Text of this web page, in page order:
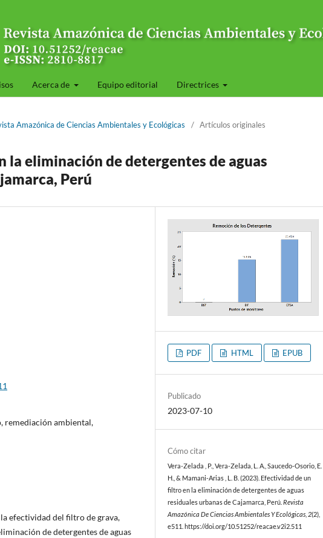
Acerca de Equipo editorial Directrices
Amazónica de Ciencias Ambientales y Ecológicas / Artículos originales
eliminación de detergentes de aguas
Perú
remediación ambiental,
efectividad del filtro de grava,
de detergentes de aguas
PDF HTML EPUB
Publicado
2023-07-10
Cómo citar
Vera-Zelada , P., Vera-Zelada, L. A., Saucedo-Osorio, E.
H., & Mamani-Arias , L. B. (2023). Efectividad de un
filtro en la eliminación de detergentes de aguas
residuales urbanas de Cajamarca, Perú.Revista
Amazónica De Ciencias Ambientales Y Ecológicas 2(2),
e511. https://doi.org/10.51252/reacae.v2i2.511